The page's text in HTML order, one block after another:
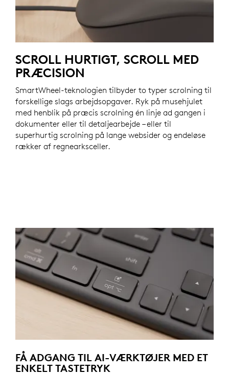
SCROLL HURTIGT, SCROLL MED
PRÆCISION
SmartWheel-teknologien tilbyder to typer scrolning til
forskellige slags arbejdsopgaver. Ryk på musehjulet
med henblik på præcis scrolning én linje ad gangen i
dokumenter eller til detaljearbejde – eller til
superhurtig scrolning på lange websider og endeløse
rækker af regnearksceller.
FÅ ADGANG TIL AI-VÆRKTØJER MED ET
ENKELT TASTETRYK